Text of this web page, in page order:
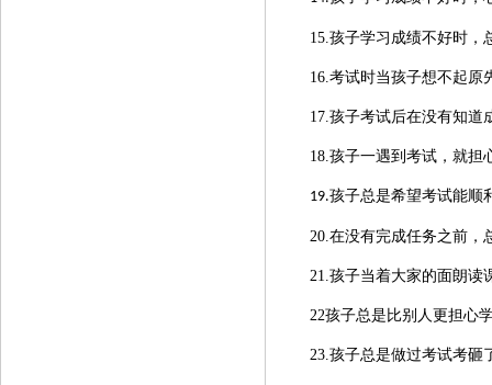
15.孩子学习成绩不好时，
16.考试时当孩子想不起原
17.孩子考试后在没有知道
18.孩子一遇到考试，就担
19.孩子总是希望考试能顺
20.在没有完成任务之前，
21.孩子当着大家的面朗读
22孩子总是比别人更担心
23.孩子总是做过考试考砸